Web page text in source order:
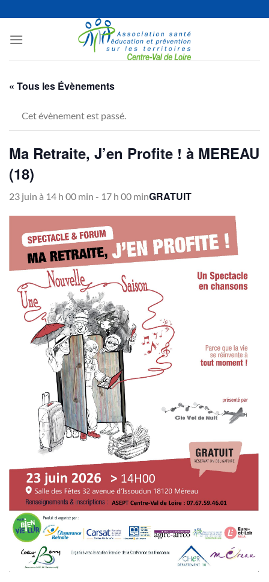
au
contenu
« Tous les Évènements
Cet évènement est passé.
Ma Retraite, J’en Profite ! à MEREAU
(18)
23 juin à 14 h 00 min - 17 h 00 minGRATUIT